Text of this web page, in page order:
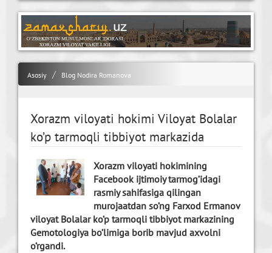
Asosiy Blog Nodira Romanova
Xorazm viloyati hokimi Viloyat Bolalar
ko’p tarmoqli tibbiyot markazida
Xorazm viloyati hokimining
Facebook ijtimoiy tarmog’idagi
rasmiy sahifasiga qilingan
murojaatdan so’ng Farxod Ermanov
viloyat Bolalar ko’p tarmoqli tibbiyot markazining
Gemotologiya bo’limiga borib mavjud axvolni
o’rgandi.